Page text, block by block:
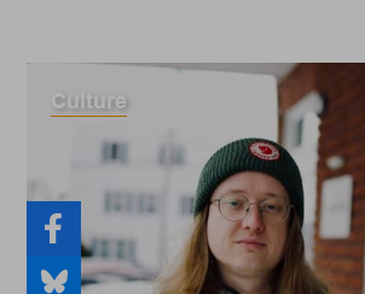
Culture